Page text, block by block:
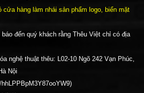
cửa hàng làm nhái sản phẩm logo, biển mặt
đến quý khách rằng Thêu Việt chỉ có địa
nghệ thuật thêu: L02-10 Ngõ 242 Vạn Phúc,
Nội